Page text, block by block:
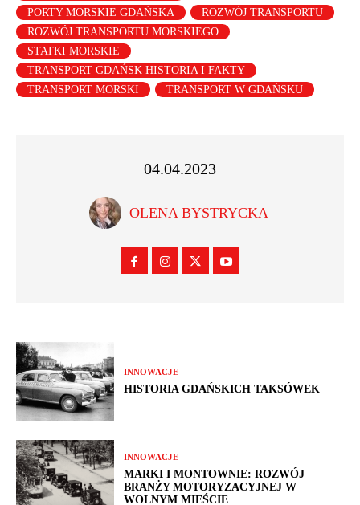
PORTY MORSKIE GDAŃSKA
ROZWÓJ TRANSPORTU
ROZWÓJ TRANSPORTU MORSKIEGO
STATKI MORSKIE
TRANSPORT GDAŃSK HISTORIA I FAKTY
TRANSPORT MORSKI
TRANSPORT W GDAŃSKU
04.04.2023
OLENA BYSTRYCKA
INNOWACJE
HISTORIA GDAŃSKICH TAKSÓWEK
INNOWACJE
MARKI I MONTOWNIE: ROZWÓJ
BRANŻY MOTORYZACYJNEJ W
WOLNYM MIEŚCIE